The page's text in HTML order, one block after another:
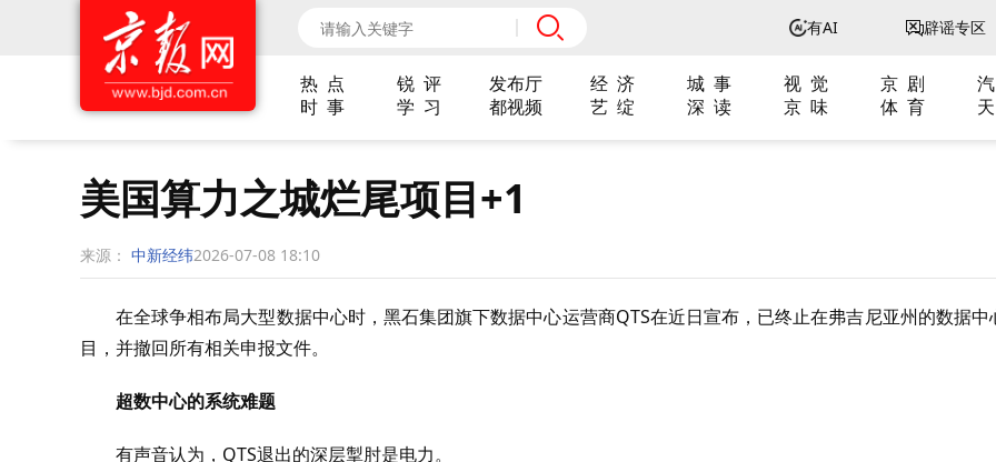
有AI 辟谣专区
热 点 锐 评 发布厅 经 济 城 事 视 觉 京 剧
时 事
学 习 都视频 艺 绽 深 读 京 味 体 育
美国算力之城烂尾项目+1
来源： 中新经纬2026-07-08 18:10
在全球争相布局大型数据中心时，黑石集团旗下数据中心运营商QTS在近日宣布，已终止在弗吉尼亚州的数据中
目，并撤回所有相关申报文件。
超数中心的系统难题
有声音认为，QTS退出的深层掣肘是电力。